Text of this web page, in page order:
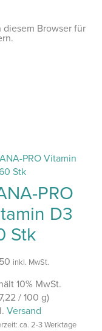
PRO
D3
Stk
inkl. MwSt.
10% MwSt.
/ 100 g)
Versand
ca. 2-3 Werktage
diesem Browser für